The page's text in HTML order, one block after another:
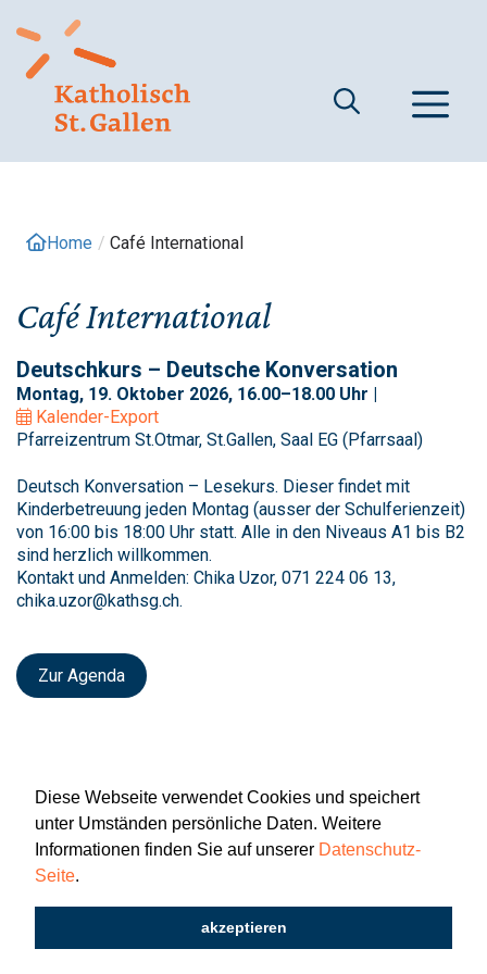
Diese Webseite verwendet Cookies und speichert
unter Umständen persönliche Daten. Weitere
Informationen finden Sie auf unserer Datenschutz-
Seite.
akzeptieren
zum
Inhalt
Home / Café International
Café International
Deutschkurs – Deutsche Konversation
Montag, 19. Oktober 2026, 16.00–18.00 Uhr |
Kalender-Export
Pfarreizentrum St.Otmar, St.Gallen, Saal EG (Pfarrsaal)
Deutsch Konversation – Lesekurs. Dieser findet mit
Kinderbetreuung jeden Montag (ausser der Schulferienzeit)
von 16:00 bis 18:00 Uhr statt. Alle in den Niveaus A1 bis B2
sind herzlich willkommen.
Kontakt und Anmelden: Chika Uzor, 071 224 06 13,
chika.uzor@kathsg.ch.
Zur Agenda
Newsletter Impressum
Datenschutz
2026 © Katholisch St. Gallen